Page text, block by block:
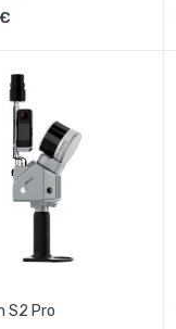
S2 Pro